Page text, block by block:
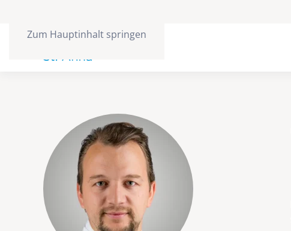
Zum Hauptinhalt springen